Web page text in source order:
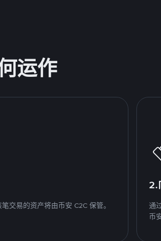
运作
交易的资产将由币安 C2C 保管。
2.
通
币